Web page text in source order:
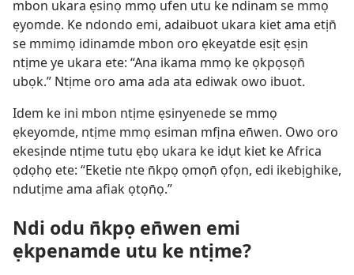
mbon ukara ẹsinọ mmọ ufen utu ke ndinam se mmọ
ẹyomde. Ke ndondo emi, adaibuot ukara kiet ama etịn̄
se mmimọ idinamde mbon oro ẹkeyatde esịt ẹsịn
ntịme ye ukara ete: “Ana ikama mmọ ke ọkpọsọn̄
ubọk.” Ntịme oro ama ada ata ediwak owo ibuot.
Idem ke ini mbon ntịme ẹsinyenede se mmọ
ẹkeyomde, ntịme mmọ esiman mfịna en̄wen. Owo oro
ekesịnde ntịme tutu ẹbọ ukara ke idụt kiet ke Africa
ọdọhọ ete: “Eketie nte n̄kpọ ọmọn̄ ọfọn, edi ikebịghike,
ndutịme ama afiak ọtọn̄ọ.”
Ndi odu n̄kpọ en̄wen emi
ẹkpenamde utu ke ntịme?